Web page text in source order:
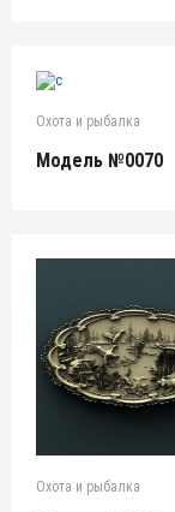
Охота и рыбалка
Модель №0070
Охота и рыбалка